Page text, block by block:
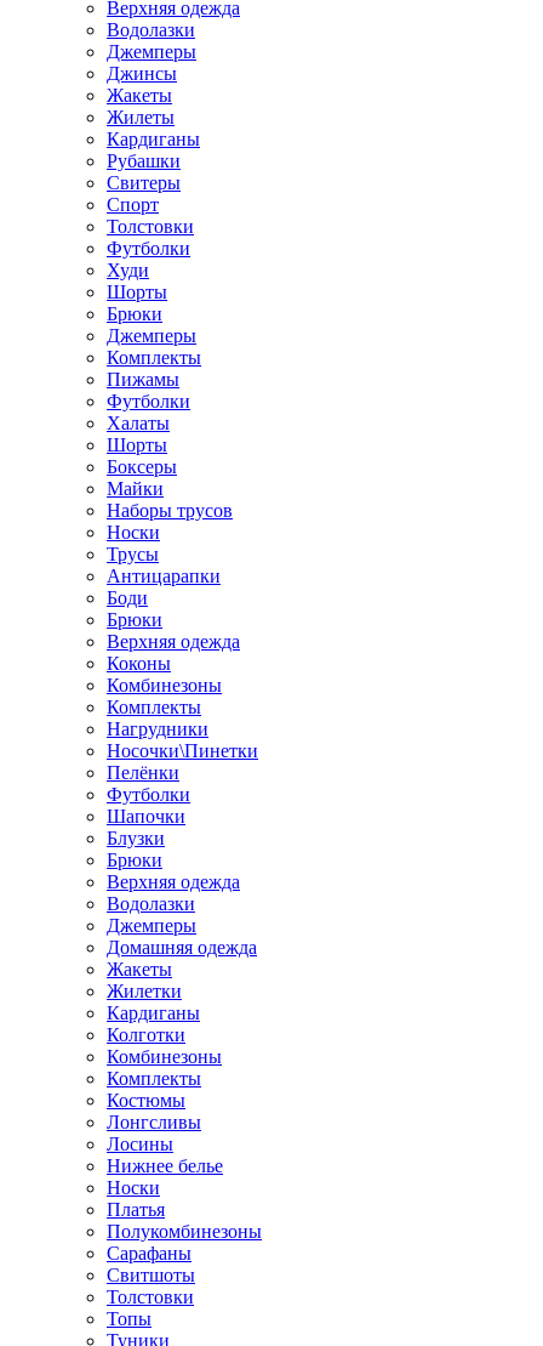
Верхняя одежда
Водолазки
Джемперы
Джинсы
Жакеты
Жилеты
Кардиганы
Рубашки
Свитеры
Спорт
Толстовки
Футболки
Худи
Шорты
Брюки
Джемперы
Комплекты
Пижамы
Футболки
Халаты
Шорты
Боксеры
Майки
Наборы трусов
Носки
Трусы
Антицарапки
Боди
Брюки
Верхняя одежда
Коконы
Комбинезоны
Комплекты
Нагрудники
Носочки\Пинетки
Пелёнки
Футболки
Шапочки
Блузки
Брюки
Верхняя одежда
Водолазки
Джемперы
Домашняя одежда
Жакеты
Жилетки
Кардиганы
Колготки
Комбинезоны
Комплекты
Костюмы
Лонгсливы
Лосины
Нижнее белье
Носки
Платья
Полукомбинезоны
Сарафаны
Свитшоты
Толстовки
Топы
Туники